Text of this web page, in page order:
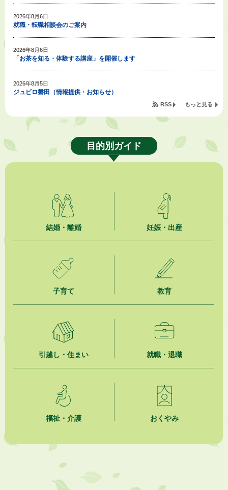
2026年8月6日
就職・転職相談会のご案内
2026年8月6日
「お茶を知る・体験する講座」を開催します
2026年8月5日
ジュビロ磐田（情報提供・お知らせ）
2026年8月5日
掛川市広告入り窓口封筒無償提供者募集
2026年8月4日
【日本DX大賞2026】ポスターセッション最優秀賞を受賞しました！
市民の勇気ある応急手当に感謝状を贈呈しました
夏季休暇期間 開業医等診療予定
「水道カルテ」の公表について
企業版ふるさと納税（地方創生応援税制）のお願い
【参加者募集】プロ棋士から学ぼう！はじめての将棋教室
2026年8月1日
「かけがわ手話動画」で手話を学ぼう！
市民活動カレンダー（リスト形式）
2026年8月1日
市議会だより 第100号 (令和8年8月1日発行)を掲載しました
もっと見る
RSS
目的別ガイド
結婚・離婚 妊娠・出産
子育て 教育
引越し・住まい 就職・退職
福祉・介護 おくやみ